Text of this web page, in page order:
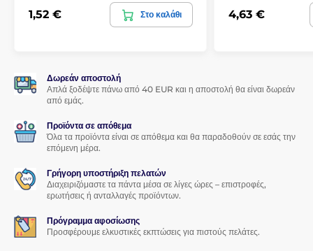
1,52 € Στο καλάθι 4,63 €
Δωρεάν αποστολή
Απλά ξοδέψτε πάνω από 40 EUR και η αποστολή θα είναι δωρεάν
από εμάς.
Προϊόντα σε απόθεμα
Όλα τα προϊόντα είναι σε απόθεμα και θα παραδοθούν σε εσάς την
επόμενη μέρα.
Γρήγορη υποστήριξη πελατών
Διαχειριζόμαστε τα πάντα μέσα σε λίγες ώρες – επιστροφές,
ερωτήσεις ή ανταλλαγές προϊόντων.
Πρόγραμμα αφοσίωσης
Προσφέρουμε ελκυστικές εκπτώσεις για πιστούς πελάτες.